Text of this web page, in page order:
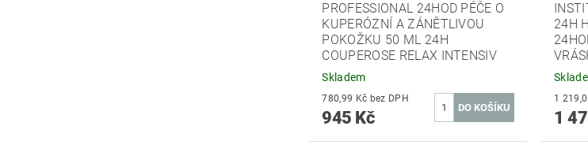
PROFESSIONAL 24HOD PÉČE O
KUPERÓZNÍ A ZÁNĚTLIVOU
POKOŽKU 50 ML 24H
COUPEROSE RELAX INTENSIV
Skladem
780,99 Kč bez DPH
945 Kč
24H
1